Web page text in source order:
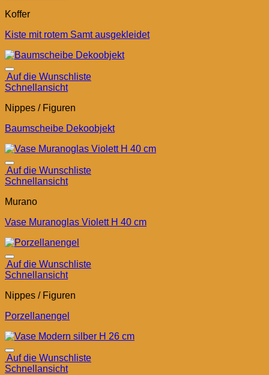
Koffer
Kiste mit rotem Samt ausgekleidet
Auf die Wunschliste
Schnellansicht
Nippes / Figuren
Baumscheibe Dekoobjekt
Auf die Wunschliste
Schnellansicht
Murano
Vase Muranoglas Violett H 40 cm
Auf die Wunschliste
Schnellansicht
Nippes / Figuren
Porzellanengel
Auf die Wunschliste
Schnellansicht